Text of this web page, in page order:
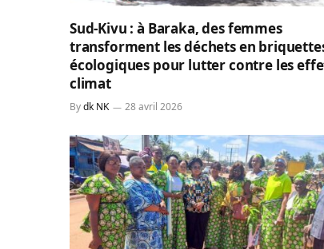
Sud-Kivu : à Baraka, des femmes
transforment les déchets en
écologiques pour lutter contre les
climat
Bydk NK 28 avril 2026